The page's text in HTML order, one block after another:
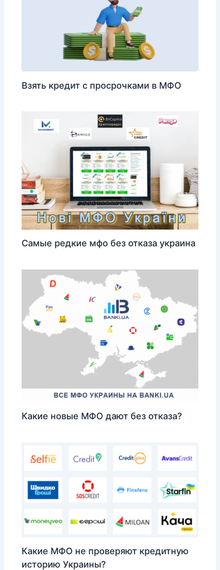
Взять кредит с просрочками в МФО
Самые редкие мфо без отказа украина
Какие новые МФО дают без отказа?
Какие МФО не проверяют кредитную
историю Украины?